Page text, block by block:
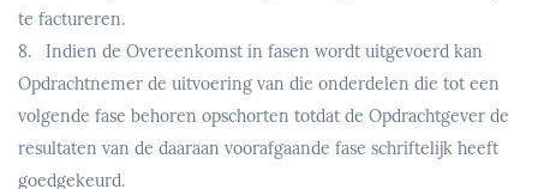
te factureren.
8. Indien de Overeenkomst in fasen wordt uitgevoerd kan
Opdrachtnemer de uitvoering van die onderdelen die tot een
volgende fase behoren opschorten totdat de Opdrachtgever de
resultaten van de daaraan voorafgaande fase schriftelijk heeft
goedgekeurd.